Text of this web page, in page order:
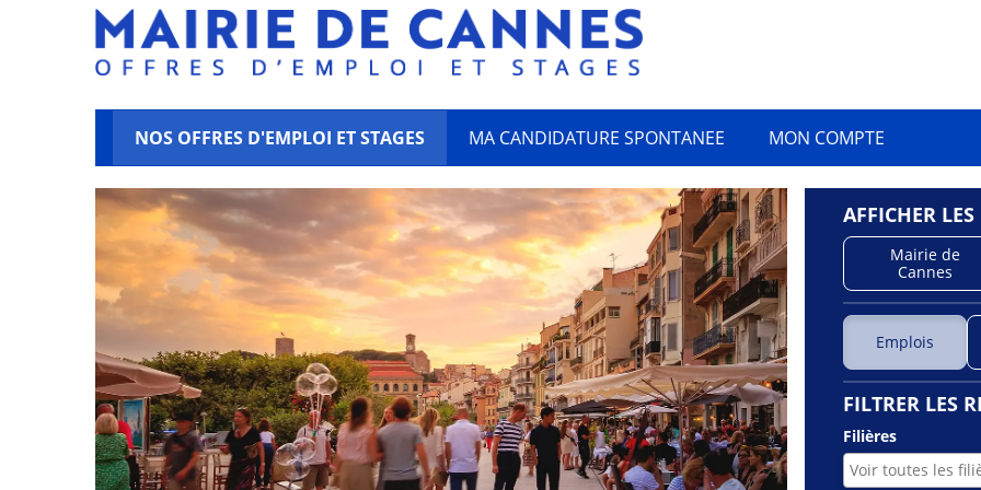
NOS OFFRES D'EMPLOI ET STAGES MA CANDIDATURE SPONTANEE MON COMPTE
AFFICHER LES
Mairie de
Cannes
Emplois
FILTRER LES
Filières